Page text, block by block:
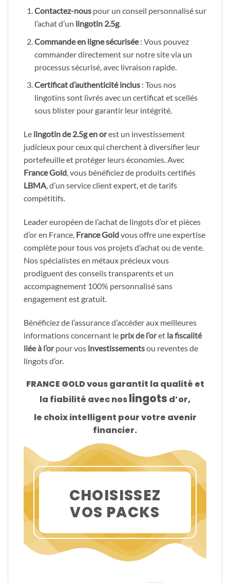
Contactez-nouspour un conseil personnalisé sur
l’achat d’un lingotin 2.5g.
Commande en ligne sécurisée: Vous pouvez
commander directement sur notre site via un
processus sécurisé, avec livraison rapide.
Certificat d’authenticité inclus: Tous nos
lingotins sont livrés avec un certificat et scellés
sous blister pour garantir leur intégrité.
Le lingotin de 2.5g en orest un investissement
judicieux pour ceux qui cherchent à diversifier leur
portefeuille et protéger leurs économies. Avec
France Gold, vous bénéficiez de produits certifiés
LBMA, d’un service client expert, et de tarifs
compétitifs.
Leader européen de l’achat de lingots d’or et pièces
d’or en France, France Goldvous offre une expertise
complète pour tous vos projets d’achat ou de vente.
Nos spécialistes en métaux précieux vous
prodiguent des conseils transparents et un
accompagnement 100% personnalisé sans
engagement est gratuit.
Bénéficiez de l’assurance d’accéder aux meilleures
informations concernant le prix de l’oret la fiscalité
liée à l’orpour vos investissementsou reventes de
lingots d’or.
FRANCE GOLD vous garantit la qualité et
la fiabilité avec noslingots d’or,
le choix intelligent pour votre avenir
financier.
CHOISISSEZ
VOS PACKS